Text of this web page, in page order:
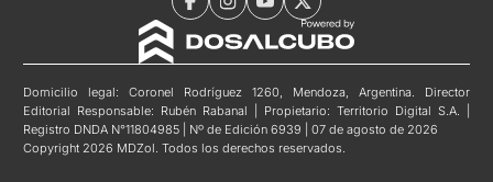
Domicilio legal: Coronel Rodríguez 1260, Mendoza, Argentina. Director
Editorial Responsable: Rubén Rabanal | Propietario: Territorio Digital S.A. |
Registro DNDA N°11804985 | Nº de Edición 6939 | 07 de agosto de 2026
Copyright 2026 MDZol. Todos los derechos reservados.